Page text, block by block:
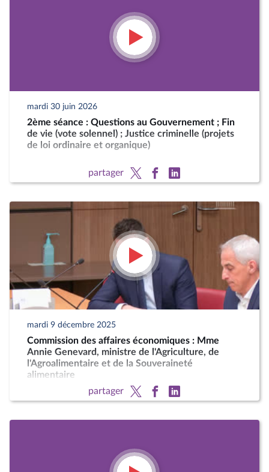
mardi 30 juin 2026
2ème séance : Questions au Gouvernement ; Fin
de vie (vote solennel) ; Justice criminelle (projets
de loi ordinaire et organique)
partager
mardi 9 décembre 2025
Commission des affaires économiques : Mme
Annie Genevard, ministre de l'Agriculture, de
l'Agroalimentaire et de la Souveraineté
alimentaire
partager